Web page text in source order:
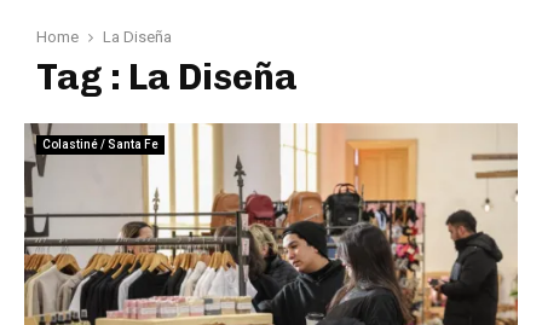
Home La Diseña
Tag : La Diseña
Colastiné / Santa Fe